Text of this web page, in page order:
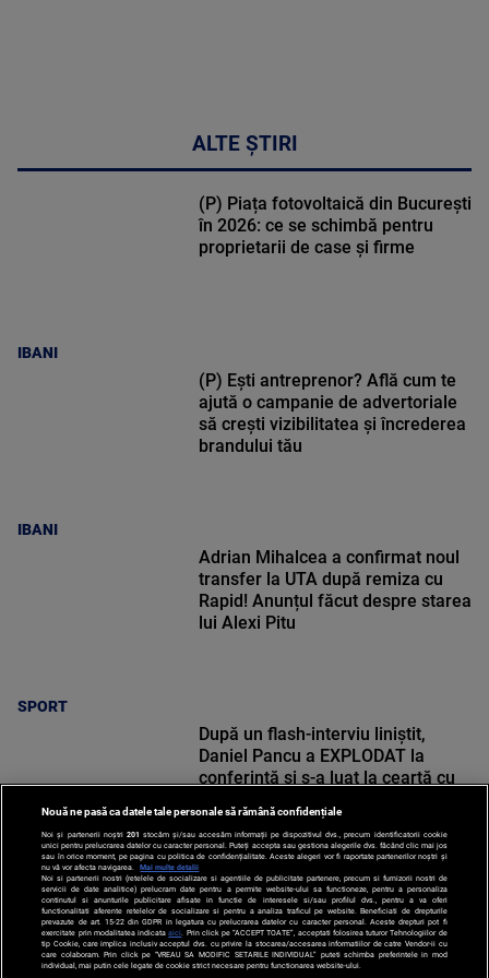
ALTE ȘTIRI
IBANI
(P) Piața fotovoltaică din București
în 2026: ce se schimbă pentru
proprietarii de case și firme
IBANI
(P) Ești antreprenor? Află cum te
ajută o campanie de advertoriale
să crești vizibilitatea și încrederea
brandului tău
SPORT
Adrian Mihalcea a confirmat noul
transfer la UTA după remiza cu
Rapid! Anunțul făcut despre starea
lui Alexi Pitu
SPORT
După un flash-interviu liniștit,
Daniel Pancu a EXPLODAT la
conferință și s-a luat la ceartă cu
strigați”
Nouă ne pasă ca datele tale personale să rămână confidențiale
Noi și partenerii noștri 201 stocăm și/sau accesăm informații pe dispozitivul dvs., precum identificatorii cookie
unici pentru prelucrarea datelor cu caracter personal. Puteți accepta sau gestiona alegerile dvs. făcând clic mai jos
sau în orice moment, pe pagina cu politica de confidențialitate. Aceste alegeri vor fi raportate partenerilor noștri și
nu vă vor afecta navigarea.
Mai multe detalii
Noi si partenerii nostri (retelele de socializare si agentiile de publicitate partenere, precum si furnizorii nostri de
servicii de date analitice) prelucram date pentru a permite website-ului sa functioneze, pentru a personaliza
continutul si anunturile publicitare afisate in functie de interesele si/sau profilul dvs., pentru a va oferi
functionalitati aferente retelelor de socializare si pentru a analiza traficul pe website. Beneficiati de drepturile
prevazute de art. 15-22 din GDPR in legatura cu prelucrarea datelor cu caracter personal. Aceste drepturi pot fi
exercitate prin modalitatea indicataaici . Prin click pe “ACCEPT TOATE”, acceptati folosirea tuturor Tehnologiilor de
tip Cookie, care implica inclusiv acceptul dvs. cu privire la stocarea/accesarea informatiilor de catre Vendor-ii cu
care colaboram. Prin click pe “VREAU SA MODIFIC SETARILE INDIVIDUAL” puteti schimba preferintele in mod
individual, mai putin cele legate de cookie strict necesare pentru functionarea website-ului.